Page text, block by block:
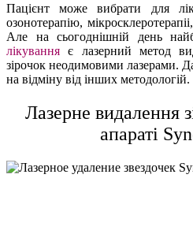
Пацієнт може вибрати для
озонотерапію,
Але на сьогоднішній день
лікування є лазерний метод
зірочок неодимовими лазерами.
на відміну від інших методологій.
Лазерне видалення
апараті